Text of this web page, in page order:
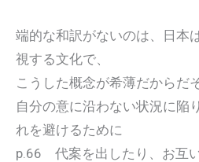
端的な和訳がないのは、日本
視する文化で、
こうした概念が希薄だからだ
自分の意に沿わない状況に陥
れを避けるために
p.66 代案を出したり、お互